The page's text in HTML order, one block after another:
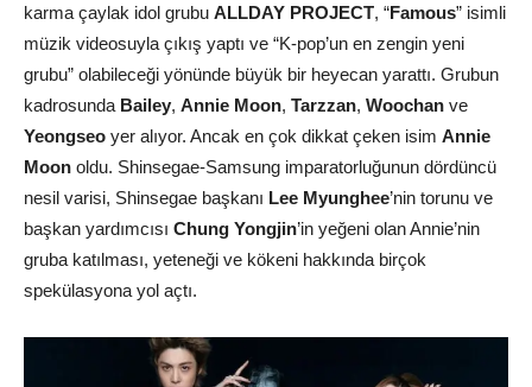
karma çaylak idol grubu ALLDAY PROJECT, “Famous” isimli
müzik videosuyla çıkış yaptı ve “K-pop’un en zengin yeni
grubu” olabileceği yönünde büyük bir heyecan yarattı. Grubun
kadrosunda Bailey, Annie Moon, Tarzzan, Woochan ve
Yeongseo yer alıyor. Ancak en çok dikkat çeken isim Annie
Moon oldu. Shinsegae-Samsung imparatorluğunun dördüncü
nesil varisi, Shinsegae başkanı Lee Myunghee’nin torunu ve
başkan yardımcısı Chung Yongjin’in yeğeni olan Annie’nin
gruba katılması, yeteneği ve kökeni hakkında birçok
spekülasyona yol açtı.